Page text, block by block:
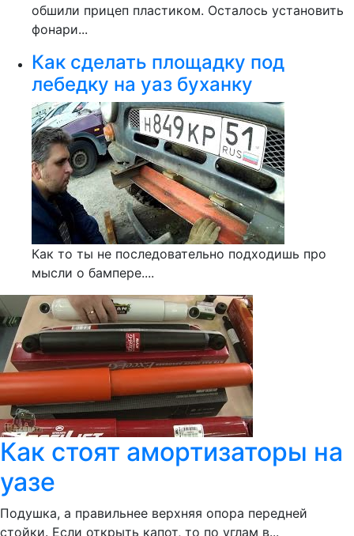
обшили прицеп пластиком. Осталось установить
фонари...
Как сделать площадку под
лебедку на уаз буханку
Как то ты не последовательно подходишь про
мысли о бампере....
Как стоят амортизаторы на
уазе
Подушка, а правильнее верхняя опора передней
стойки. Если открыть капот, то по углам в...